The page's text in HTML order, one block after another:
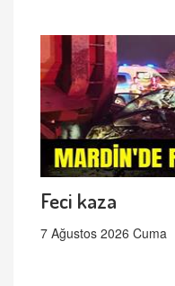
Feci kaza
7 Ağustos 2026 Cuma